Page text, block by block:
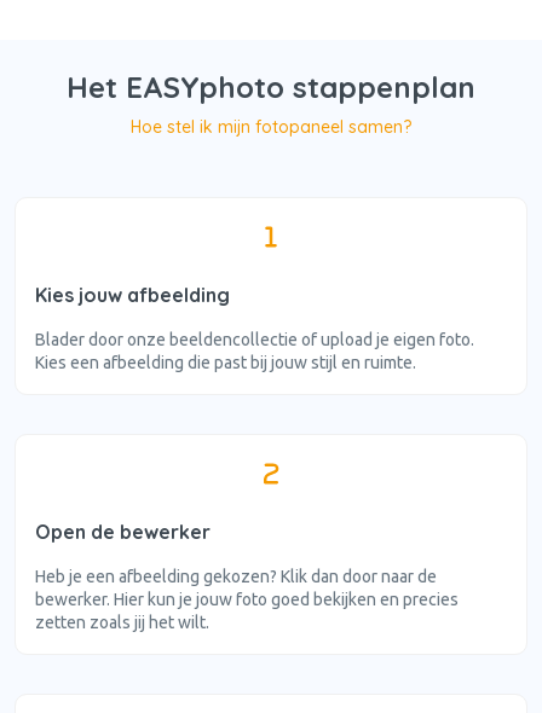
Het EASYphoto stappenplan
Hoe stel ik mijn fotopaneel samen?
Kies jouw afbeelding
Blader door onze beeldencollectie of upload je eigen foto.
Kies een afbeelding die past bij jouw stijl en ruimte.
Open de bewerker
Heb je een afbeelding gekozen? Klik dan door naar de
bewerker. Hier kun je jouw foto goed bekijken en precies
zetten zoals jij het wilt.